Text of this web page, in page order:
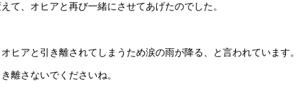
て、オヒアと再び一緒にさせてあげたのでした。
ヒアと引き離されてしまうため涙の雨が降る、と言われています。
離さないでくださいね。